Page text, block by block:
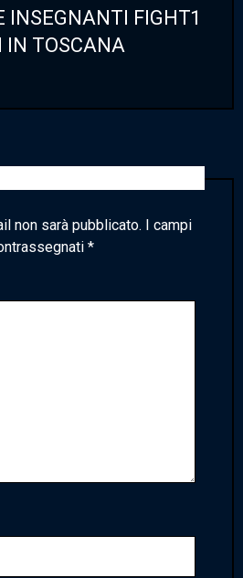
INSEGNANTI FIGHT1
IN TOSCANA
non sarà pubblicato. I campi
*